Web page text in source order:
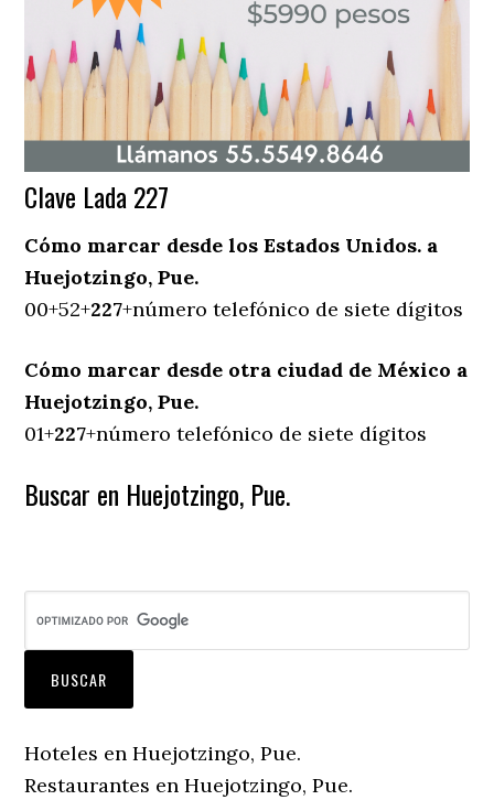
Clave Lada 227
Cómo marcar desde los Estados Unidos. a
Huejotzingo, Pue.
00+52+227+número telefónico de siete dígitos
Cómo marcar desde otra ciudad de México a
Huejotzingo, Pue.
01+227+número telefónico de siete dígitos
Buscar en Huejotzingo, Pue.
Hoteles en Huejotzingo, Pue.
Restaurantes en Huejotzingo, Pue.